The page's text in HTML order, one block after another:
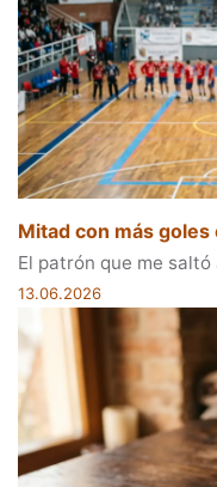
Mitad con más goles
El patrón que me
13.06.2026